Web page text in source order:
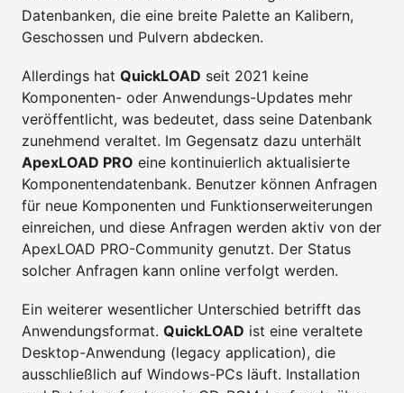
Datenbanken, die eine breite Palette an Kalibern,
Geschossen und Pulvern abdecken.
Allerdings hat QuickLOAD seit 2021 keine
Komponenten- oder Anwendungs-Updates mehr
veröffentlicht, was bedeutet, dass seine Datenbank
zunehmend veraltet. Im Gegensatz dazu unterhält
ApexLOAD PRO eine kontinuierlich aktualisierte
Komponentendatenbank. Benutzer können Anfragen
für neue Komponenten und Funktionserweiterungen
einreichen, und diese Anfragen werden aktiv von der
ApexLOAD PRO-Community genutzt. Der Status
solcher Anfragen kann online verfolgt werden.
Ein weiterer wesentlicher Unterschied betrifft das
Anwendungsformat. QuickLOAD ist eine veraltete
Desktop-Anwendung (legacy application), die
ausschließlich auf Windows-PCs läuft. Installation